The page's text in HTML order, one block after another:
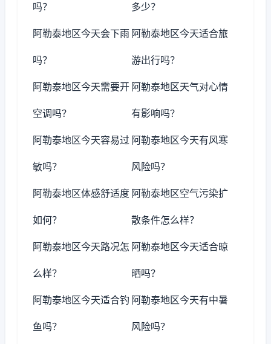
吗？ 多少？
阿勒泰地区今天会下雨
吗？
阿勒泰地区今天适合旅
游出行吗？
阿勒泰地区今天需要开
空调吗？
阿勒泰地区天气对心情
有影响吗？
阿勒泰地区今天容易过
敏吗？
阿勒泰地区今天有风寒
风险吗？
阿勒泰地区体感舒适度
如何？
阿勒泰地区空气污染扩
散条件怎么样？
阿勒泰地区今天路况怎
么样？
阿勒泰地区今天适合晾
晒吗？
阿勒泰地区今天适合钓
鱼吗？
阿勒泰地区今天有中暑
风险吗？